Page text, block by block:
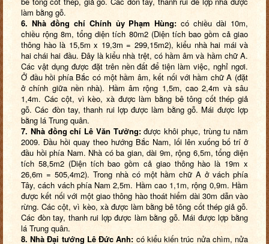
làm bằng gỗ.
6. Nhà đồng chí Chính ủy Phạm Hùng:có chiều dài 10m,
chiều rộng 8m, tổng diện tích 80m2 (Diện tích bao gồm cả giao
thông hào là 15,5m x 19,3m = 299,15m2), kiểu nhà hai mái và
hai chái hai đầu. Đây là kiểu nhà trệt, có hầm âm và hầm chữ A.
Các vật dụng được đặt trên nền đất để tiện làm việc, nghỉ ngơi.
Ở đầu hồi phía Bắc có một hầm âm, kết nối với hầm chữ A (đặt
ở chính giữa nền nhà). Hầm âm rộng 1,5m, cao 2,4m và sâu
1,4m. Các cột, vì kèo, xà được làm bằng bê tông cốt thép giả
gỗ. Các đòn tay, thanh rui lợp được làm bằng gỗ. Mái được lợp
bằng lá Trung quân.
7. Nhà đồng chí Lê Văn Tưởng:được khôi phục, trùng tu năm
2009. Đầu hồi quay theo hướng Bắc Nam, lối lên xuống bố trí ở
đầu hồi phía Nam. Nhà có ba gian, dài 9m, rộng 6,5m, tổng diện
tích 58,5m2 (Diện tích bao gồm cả giao thông hào là 19m x
26,6m = 505,4m2). Trong nhà có một hầm chữ A ở vách phía
Tây, cách vách phía Nam 2,5m. Hầm cao 1,1m, rộng 0,9m. Hầm
được kết nối với một giao thông hào thoát hiểm dài 30m dẫn vào
rừng. Các cột, vì kèo, xà được làm bằng bê tông cốt thép giả gỗ.
Các đòn tay, thanh rui lợp được làm bằng gỗ. Mái được lợp bằng
lá Trung quân.
8. Nhà Đại tướng Lê Đức Anh: có kiểu kiến trúc nửa chìm, nửa